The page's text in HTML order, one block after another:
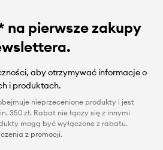
na pierwsze zakupy
aby otrzymywać informacje o
i produktach.
nieprzecenione produkty i jest
350 zł. Rabat nie łączy się z innymi
mogą być wyłączone z rabatu.
z promocji.